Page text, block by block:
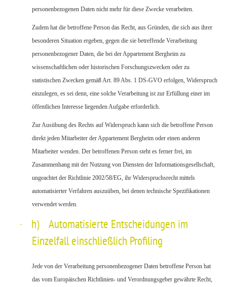
personenbezogenen Daten nicht mehr für diese Zwecke verarbeiten.
Zudem hat die betroffene Person das Recht, aus Gründen, die sich aus ihrer
besonderen Situation ergeben, gegen die sie betreffende Verarbeitung
personenbezogener Daten, die bei der Appartement Bergheim zu
wissenschaftlichen oder historischen Forschungszwecken oder zu
statistischen Zwecken gemäß Art. 89 Abs. 1 DS-GVO erfolgen, Widerspruch
einzulegen, es sei denn, eine solche Verarbeitung ist zur Erfüllung einer im
öffentlichen Interesse liegenden Aufgabe erforderlich.
Zur Ausübung des Rechts auf Widerspruch kann sich die betroffene Person
direkt jeden Mitarbeiter der Appartement Bergheim oder einen anderen
Mitarbeiter wenden. Der betroffenen Person steht es ferner frei, im
Zusammenhang mit der Nutzung von Diensten der Informationsgesellschaft,
ungeachtet der Richtlinie 2002/58/EG, ihr Widerspruchsrecht mittels
automatisierter Verfahren auszuüben, bei denen technische Spezifikationen
verwendet werden.
·
h) Automatisierte Entscheidungen im
Einzelfall einschließlich Profiling
Jede von der Verarbeitung personenbezogener Daten betroffene Person hat
das vom Europäischen Richtlinien- und Verordnungsgeber gewährte Recht,